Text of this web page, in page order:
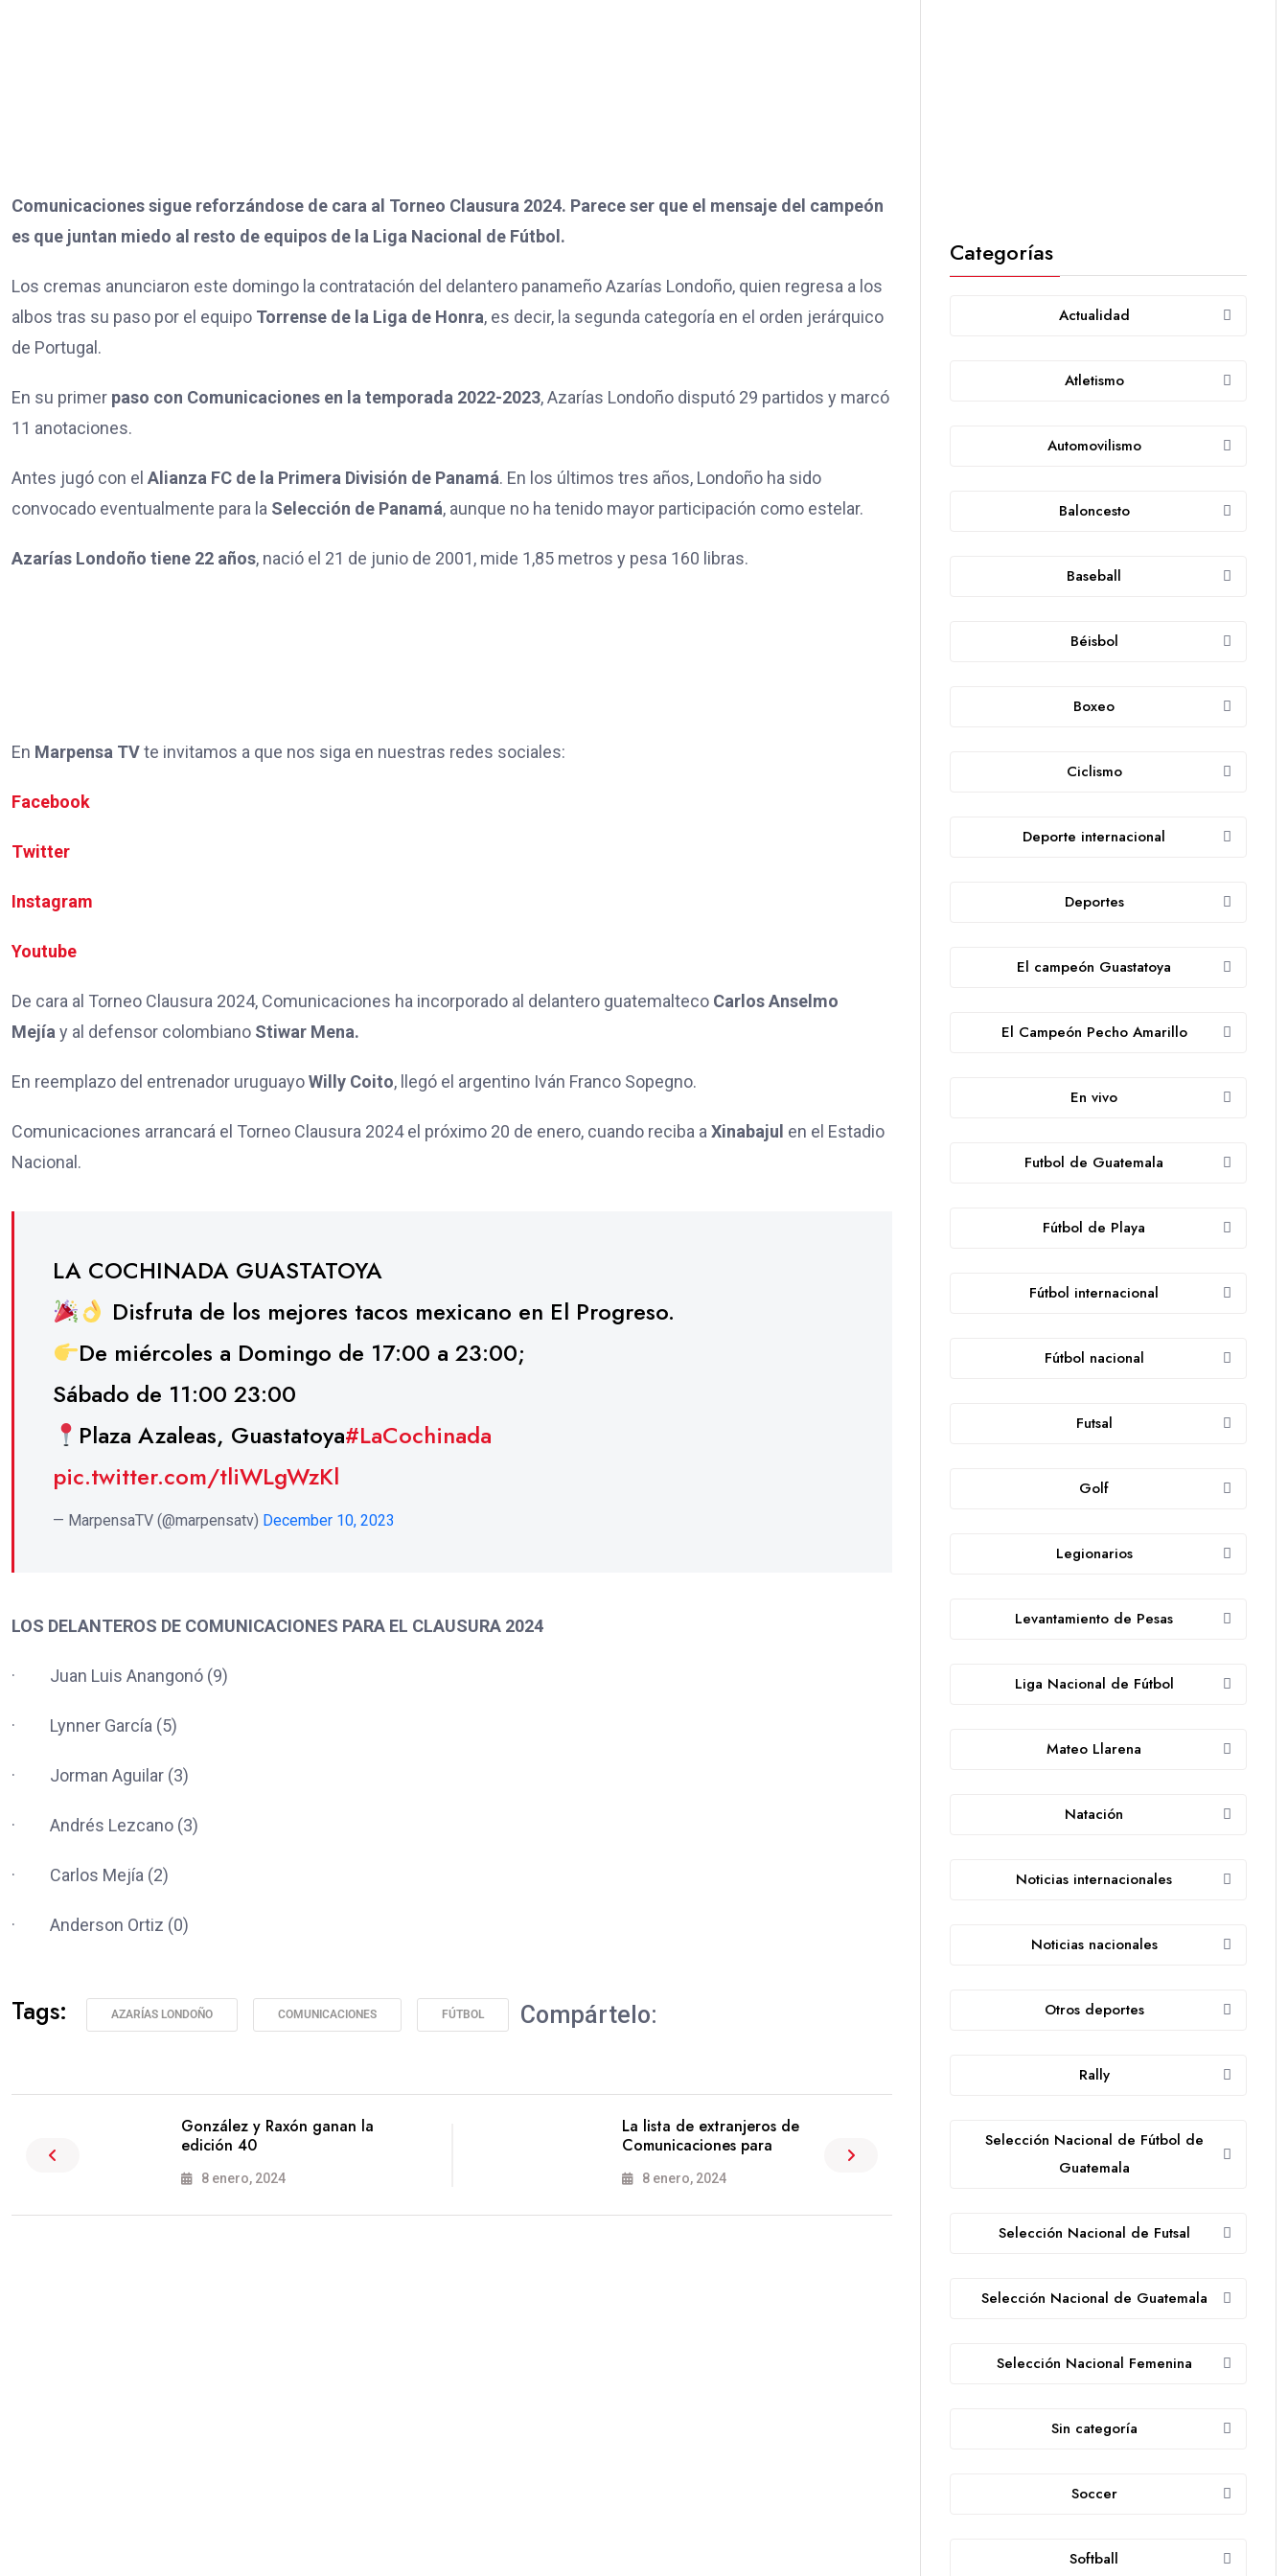
Comunicaciones sigue reforzándose de cara al Torneo Clausura 2024. Parece ser que el mensaje del campeón
es que juntan miedo al resto de equipos de la Liga Nacional de Fútbol.
Los cremas anunciaron este domingo la contratación del delantero panameño Azarías Londoño, quien regresa a los
albos tras su paso por el equipo Torrense de la Liga de Honra, es decir, la segunda categoría en el orden jerárquico
de Portugal.
En su primer paso con Comunicaciones en la temporada 2022-2023, Azarías Londoño disputó 29 partidos y marcó
11 anotaciones.
Antes jugó con el Alianza FC de la Primera División de Panamá. En los últimos tres años, Londoño ha sido
convocado eventualmente para la Selección de Panamá, aunque no ha tenido mayor participación como estelar.
Azarías Londoño tiene 22 años, nació el 21 de junio de 2001, mide 1,85 metros y pesa 160 libras.
En Marpensa TVte invitamos a que nos siga en nuestras redes sociales:
Facebook
Twitter
Instagram
Youtube
De cara al Torneo Clausura 2024, Comunicaciones ha incorporado al delantero guatemalteco Carlos Anselmo
Mejíay al defensor colombiano Stiwar Mena.
En reemplazo del entrenador uruguayoWilly Coito, llegó el argentino Iván Franco Sopegno.
Comunicaciones arrancará el Torneo Clausura 2024 el próximo 20 de enero, cuando reciba aXinabajul en el Estadio
Nacional.
LA COCHINADA GUASTATOYA
Disfruta de los mejores tacos mexicano en El Progreso.
De miércoles a Domingo de 17:00 a 23:00;
Sábado de 11:00 23:00
Plaza Azaleas, Guastatoya#LaCochinada
pic.twitter.com/tliWLgWzKl
— MarpensaTV (@marpensatv) December 10, 2023
LOS DELANTEROS DE COMUNICACIONES PARA EL CLAUSURA 2024
· Juan Luis Anangonó (9)
· Lynner García (5)
· Jorman Aguilar (3)
· Andrés Lezcano (3)
· Carlos Mejía (2)
· Anderson Ortiz (0)
Tags: AZARÍAS LONDOÑO COMUNICACIONES FÚTBOL Compártelo:
González y Raxón ganan la
edición 40
8 enero, 2024
La lista de extranjeros de
Comunicaciones para
8 enero, 2024
Categorías
Actualidad
Atletismo
Automovilismo
Baloncesto
Baseball
Béisbol
Boxeo
Ciclismo
Deporte internacional
Deportes
El campeón Guastatoya
El Campeón Pecho Amarillo
En vivo
Futbol de Guatemala
Fútbol de Playa
Fútbol internacional
Fútbol nacional
Futsal
Golf
Legionarios
Levantamiento de Pesas
Liga Nacional de Fútbol
Mateo Llarena
Natación
Noticias internacionales
Noticias nacionales
Otros deportes
Rally
Selección Nacional de Fútbol de
Guatemala
Selección Nacional de Futsal
Selección Nacional de Guatemala
Selección Nacional Femenina
Sin categoría
Soccer
Softball